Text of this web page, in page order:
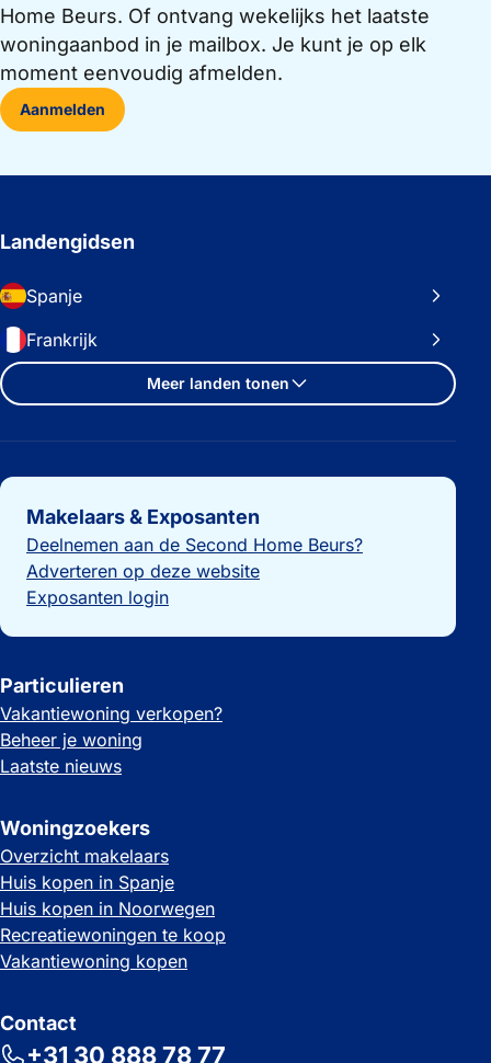
Home Beurs. Of ontvang wekelijks het laatste
woningaanbod in je mailbox. Je kunt je op elk
moment eenvoudig afmelden.
Aanmelden
Landengidsen
Spanje
Frankrijk
Meer landen tonen
Belangrijke links
Makelaars & Exposanten
Deelnemen aan de Second Home Beurs?
Adverteren op deze website
Exposanten login
Particulieren
Vakantiewoning verkopen?
Beheer je woning
Laatste nieuws
Woningzoekers
Overzicht makelaars
Huis kopen in Spanje
Huis kopen in Noorwegen
Recreatiewoningen te koop
Vakantiewoning kopen
Contact
+31 30 888 78 77